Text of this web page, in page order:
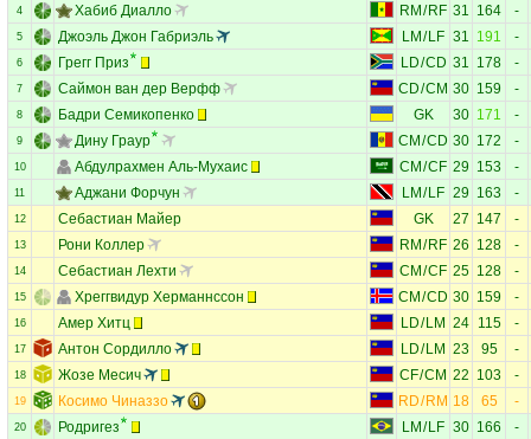
4 Хабиб Диалло RM / RF 31 164 -
5 Джоэль Джон Габриэль LM / LF 31 191 -
6 Грегг Приз LD/CD 31 178 -
7 Саймон ван дер Верфф CD/CM 30 159 -
8 Бадри Семикопенко GK 30 171 -
9 Дину Граур CM /CD 30 172 -
10 Абдулрахмен Аль-Мухаис CM /CF 29 153 -
11 Аджани Форчун LM / LF 29 163 -
12 Себастиан Майер GK 27 147 -
13 Рони Коллер RM / RF 26 128 -
14 Себастиан Лехти CM /CF 25 128 -
15 Хреггвидур Херманнссон CM /CD 30 159 -
16 Амер Хитц LD/ LM 24 115 -
17 Антон Сордилло LD/ LM 23 95 -
18 Жозе Месич CF/CM 22 103 -
19 Косимо Чиназзо RD/ RM 18 65 -
20 Родригез LM / LF 30 166 -